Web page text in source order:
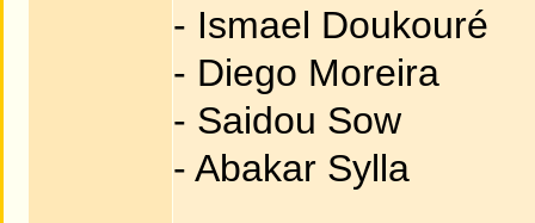
- Ismael Doukouré
- Diego Moreira
- Saidou Sow
- Abakar Sylla